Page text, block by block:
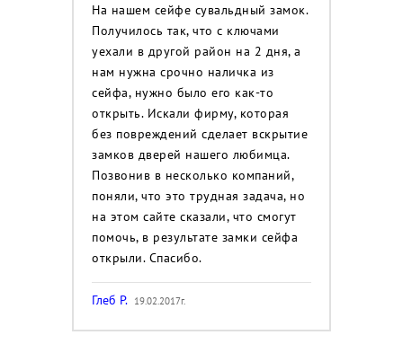
На нашем сейфе сувальдный замок.
Получилось так, что с ключами
уехали в другой район на 2 дня, а
нам нужна срочно наличка из
сейфа, нужно было его как-то
открыть. Искали фирму, которая
без повреждений сделает вскрытие
замков дверей нашего любимца.
Позвонив в несколько компаний,
поняли, что это трудная задача, но
на этом сайте сказали, что смогут
помочь, в результате замки сейфа
открыли. Спасибо.
Глеб Р. 19.02.2017г.